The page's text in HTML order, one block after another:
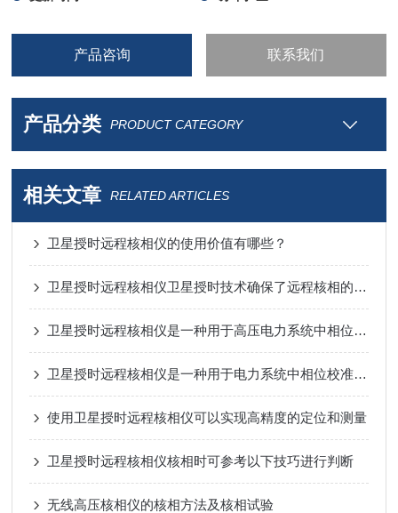
产品咨询 联系我们
产品分类 PRODUCT CATEGORY
相关文章 RELATED ARTICLES
卫星授时远程核相仪的使用价值有哪些？
卫星授时远程核相仪卫星授时技术确保了远程核相的准确性和可靠性
卫星授时远程核相仪是一种用于高压电力系统中相位测量的先进设备
卫星授时远程核相仪是一种用于电力系统中相位校准和核准的高科技设备
使用卫星授时远程核相仪可以实现高精度的定位和测量
卫星授时远程核相仪核相时可参考以下技巧进行判断
无线高压核相仪的核相方法及核相试验